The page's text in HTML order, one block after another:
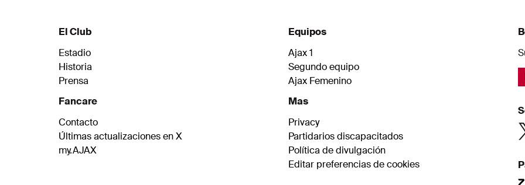
El Club
Estadio
Historia
Prensa
Fancare
Contacto
Últimas actualizaciones en X
my.AJAX
Equipos
Ajax 1
Segundo equipo
Ajax Femenino
Mas
Privacy
Partidarios discapacitados
Política de divulgación
Editar preferencias de cookies